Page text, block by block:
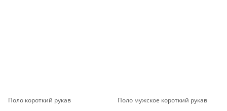
Поло короткий рукав Поло мужское короткий рукав